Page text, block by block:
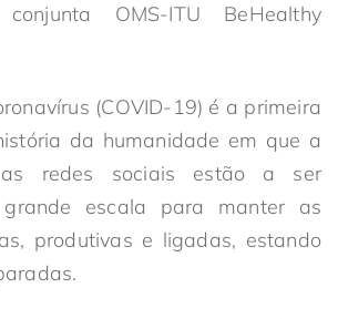
OMS-ITU BeHealthy
(COVID-19) é a primeira
da humanidade em que a
redes sociais estão a ser
escala para manter as
produtivas e ligadas, estando